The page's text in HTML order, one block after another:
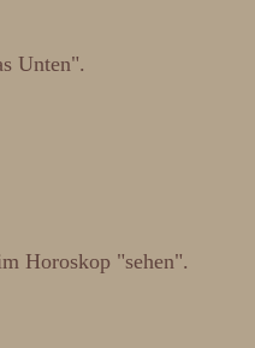
Unten".
Horoskop "sehen".